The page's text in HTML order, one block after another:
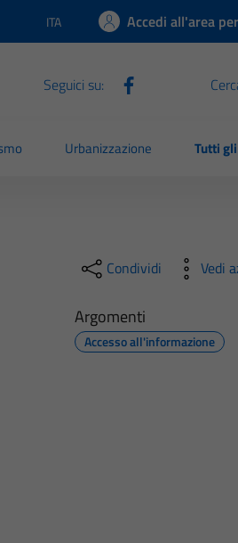
Lingua attiva:
ITA Accedi all'area
Seguici su:
Urbanizzazione Tutti
Condividi Vedi
Argomenti
Accesso all'informazione